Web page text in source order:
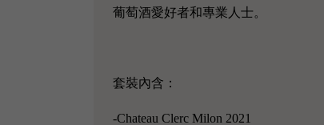
葡萄酒愛好者和專業人士。
套裝內含：
-Chateau Clerc Milon 2021